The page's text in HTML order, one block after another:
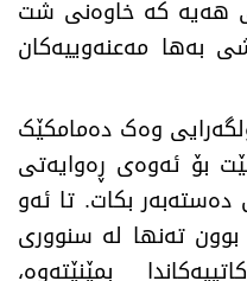
هەیە کە خاوەنی شت
بەها مەعنەوییەکان
وەک دەمامکێک
بۆ ئەوەی ڕەوایەتی
بکات. تا ئەو
تەنها لە سنووری
بمێنێتەوە،